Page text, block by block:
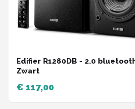
Edifier R1280DB - 2.0
Zwart
€ 117,00